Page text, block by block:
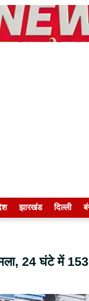
झारखंड दिल्ली
24 घंटे में 153